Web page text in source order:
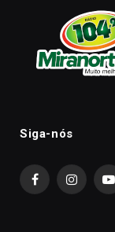
Siga-nós
Facebook